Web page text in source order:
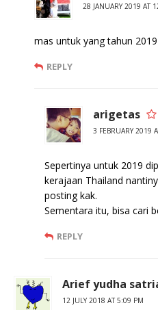
28 JANUARY 2019 AT
mas untuk yang tahun
REPLY
arigetas
3 FEBRUARY 2019
Sepertinya untuk 2019
kerajaan Thailand
posting kak.
Sementara itu, bisa cari
REPLY
Arief yudha
12 JULY 2018 AT 5:09 PM